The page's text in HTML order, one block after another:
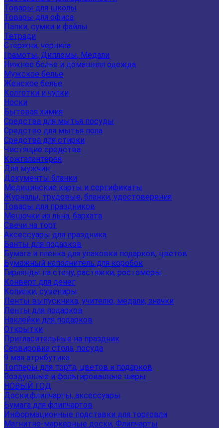
Товары для школы
Товары для офиса
Папки, сумки и файлы
Тетради
Стержни, чернила
Грамоты, Дипломы, Медали
Нижнее белье и домашняя одежда
Мужское белье
Женское белье
Колготки и чулки
Носки
Бытовая химия
Средства для мытья посуды
Средство для мытья пола
Средства для стирки
Чистящие средства
Кожгалантерея
Для мужчин
Документы бланки
Медицинские карты и сертификаты
Журналы, трудовые, бланки, удостоверения
Товары для праздников
Мешочки из льна, бархата
Свечи на торт
Аксессуары для праздника
Банты для подарков
Бумага и пленка для упаковки подарков, цветов
Бумажный наполнитель для коробок
Гирлянды на стену, растяжки, ростомеры
Конверт для денег
Копилки, сувениры
Ленты выпускника, учителю, медали, значки
Ленты для подарков
Наклейки для подарков
Открытки
Пригласительные на праздник
Сервировка стола, посуда
9 мая атрибутика
Топперы для торта, цветов и подарков
Воздушные и фольгированные шары
НОВЫЙ ГОД
Доски,флипчарты, аксессуары
Бумага для флипчартов
Информационные подставки для торговли
Магнитно-маркерные доски, Флипчарты